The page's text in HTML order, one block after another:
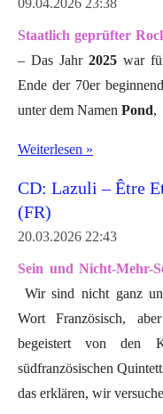
09.04.2026 23:38
Staatlich geprüfter
– Das Jahr 2025 war
Ende der 70er
unter dem Namen Pond,
Weiterlesen »
CD: Lazuli – Être
(FR)
20.03.2026 22:43
Sein und Nicht-Mehr-
Wir sind nicht ganz
Wort Französisch,
begeistert von den
südfranzösischen
das erklären, wir